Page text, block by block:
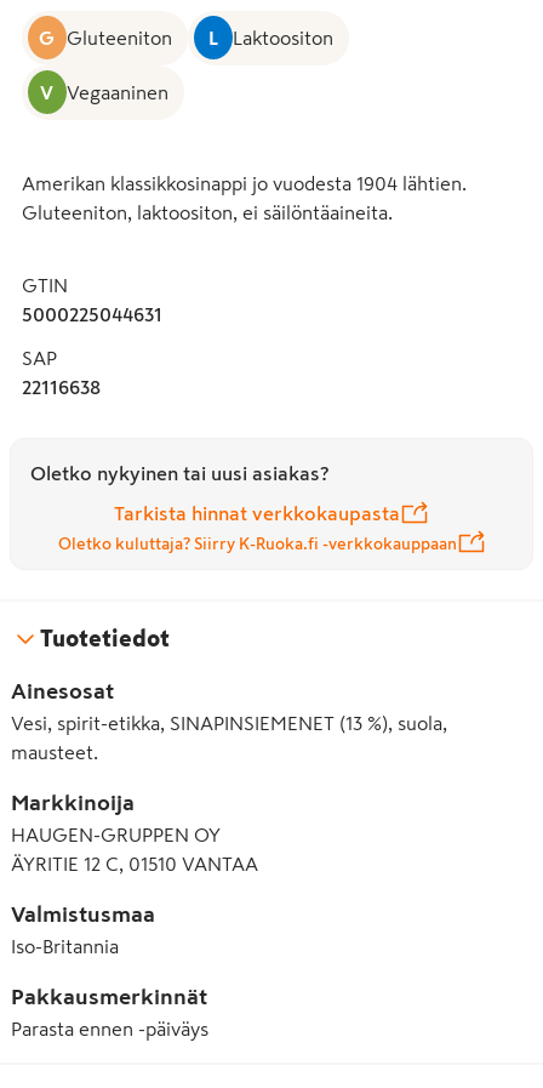
G Gluteeniton L Laktoositon
V Vegaaninen
Amerikan klassikkosinappi jo vuodesta 1904 lähtien.
Gluteeniton, laktoositon, ei säilöntäaineita.
GTIN
5000225044631
SAP
22116638
Oletko nykyinen tai uusi asiakas?
Tarkista hinnat verkkokaupasta
Oletko kuluttaja? Siirry K-Ruoka.fi -verkkokauppaan
Tuotetiedot
Ainesosat
Vesi, spirit-etikka, SINAPINSIEMENET (13 %), suola,
mausteet.
Markkinoija
HAUGEN-GRUPPEN OY
ÄYRITIE 12 C, 01510 VANTAA
Valmistusmaa
Iso-Britannia
Pakkausmerkinnät
Parasta ennen -päiväys